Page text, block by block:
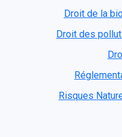
Droit de la
Droit des
Risques